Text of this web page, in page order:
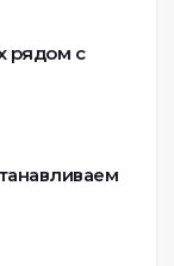
рядом с